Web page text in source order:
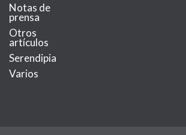
Notas de
prensa
Otros
artículos
Serendipia
Varios